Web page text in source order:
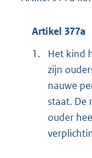
Artikel 377a
1.
Het kind
zijn
nauwe
staat. De
ouder